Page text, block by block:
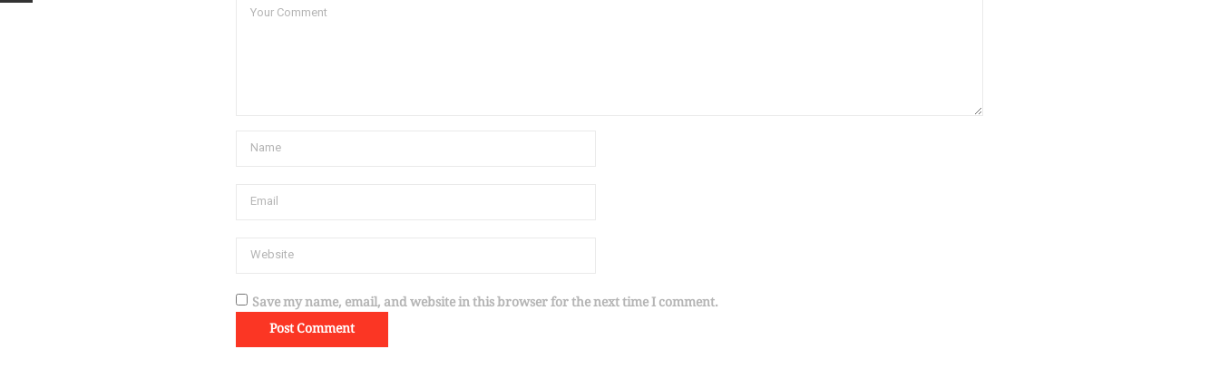
Save my name, email, and website in this browser for the next time I comment.